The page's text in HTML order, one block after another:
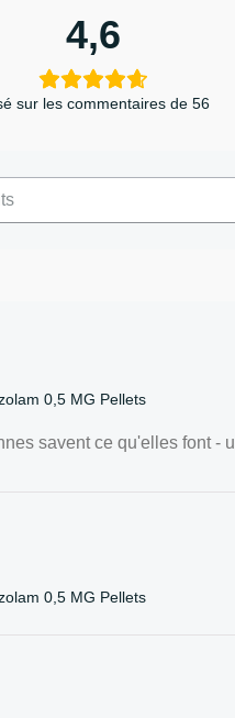
4,6
sur les commentaires de 56
0,5 MG Pellets
savent ce qu'elles font -
0,5 MG Pellets